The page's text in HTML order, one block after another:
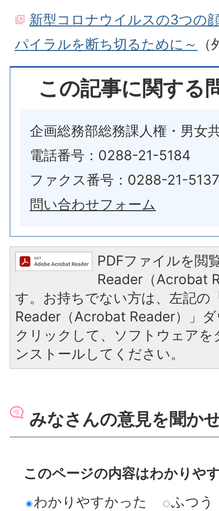
新型コロナウイルスの3つの
パイラルを断ち切るために～
この記事に関する
企画総務部総務課人権・男女
電話番号：0288-21-5184
ファクス番号：0288-21-5137
問い合わせフォーム
PDFファイルを閲
Reader（Acrobat
す。お持ちでない方は、左記の
Reader（Acrobat Reader）」
クリックして、ソフトウェア
ンストールしてください。
みなさんの意見を聞か
このページの内容はわかりや
わかりやすかった
ふつう